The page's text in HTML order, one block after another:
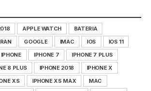
APPLE WATCH
BATERIA
GOOGLE IMAC IOS
IOS 11
IPHONE IPHONE 7
IPHONE 7 PLUS
8 PLUS IPHONE 2018
IPHONE X
XS IPHONE XS MAX
MAC